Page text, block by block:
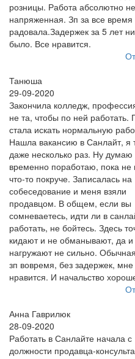
розницы. Работа абсолютно не
напряженная. Зп за все
радовала.Задержек за 5 лет
было. Все нравится.
Танюша
29-09-2020
Закончила колледж,
не та, чтобы по ней работать.
стала искать нормальную
Нашла вакансию в Санлайт, я
даже несколько раз. Ну думаю
временно поработаю, пока не
что-то покруче. Записалась на
собеседование и меня взяли
продавцом. В общем, если вы
сомневаетесь, идти ли в
работать, не бойтесь. Здесь
кидают и не обманывают, да и
нагружают не сильно.
зп вовремя, без задержек, мне
нравится. И начальство
Анна Гаврилюк
28-09-2020
Работать в Санлайте начала с
должности продавца-